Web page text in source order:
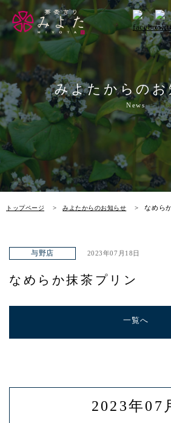
みよたからの
News
トップページ みよたからのお知らせ なめら
トップページ
みよたとは
みよたのこだわ
畑だより
メニュー
アクセス
与野店 2023年07月18日
なめらか抹茶プリン
一覧へ
2023年07